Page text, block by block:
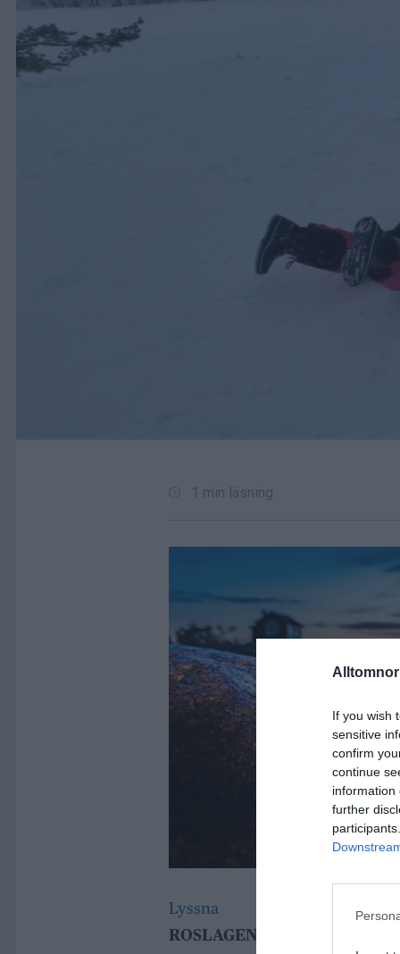
If you wish
sensitive
confirm
continue
information
further
1 min läsning
Lyssna
ROSLAGEN. Snön är åter